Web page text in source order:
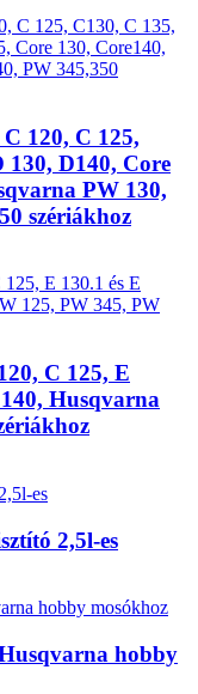
120, C 125,
130, D140, Core
PW 130,
szériákhoz
C 125, E
Husqvarna
2,5l-es
hobby